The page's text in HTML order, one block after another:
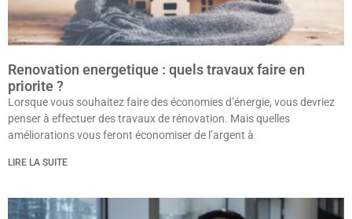
Renovation energetique : quels travaux faire en
priorite ?
Lorsque vous souhaitez faire des économies d’énergie, vous devriez
penser à effectuer des travaux de rénovation. Mais quelles
améliorations vous feront économiser de l’argent à
LIRE LA SUITE